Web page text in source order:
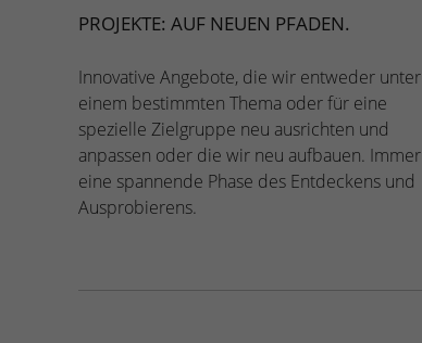
PROJEKTE: AUF NEUEN PFADEN.
Innovative Angebote, die wir entweder unter
einem bestimmten Thema oder für eine
spezielle Zielgruppe neu ausrichten und
anpassen oder die wir neu aufbauen. Immer
eine spannende Phase des Entdeckens und
Ausprobierens.